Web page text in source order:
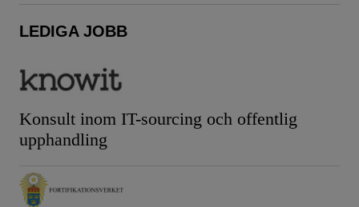
LEDIGA JOBB
Konsult inom IT-sourcing och offentlig
upphandling